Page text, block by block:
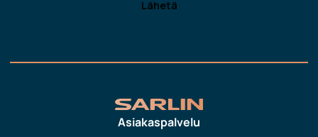
Asiakaspalvelu